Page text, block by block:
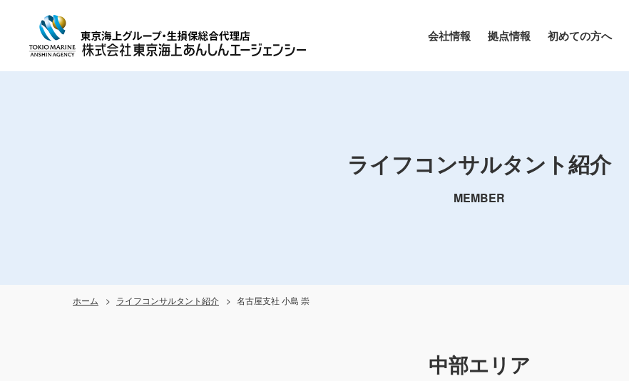
会社情報 拠点情報 初めての方へ
ライフコンサルタント紹介
MEMBER
ホーム ライフコンサルタント紹介 名古屋支社 小島 崇
中部エリア